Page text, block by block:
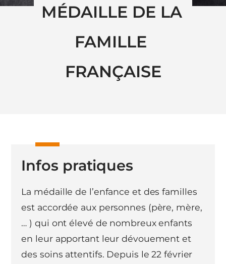
MÉDAILLE DE LA
FAMILLE
FRANÇAISE
Infos pratiques
La médaille de l’enfance et des familles
est accordée aux personnes (père, mère,
… ) qui ont élevé de nombreux enfants
en leur apportant leur dévouement et
des soins attentifs. Depuis le 22 février